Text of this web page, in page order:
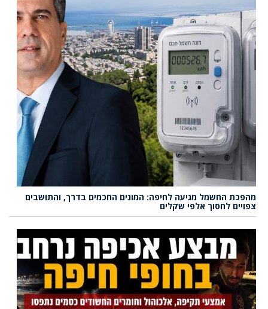
מהפכת החשמל מגיעה לחיפה: המונים החכמים בדרך, והתושבים
צפויים לחסוך אלפי שקלים